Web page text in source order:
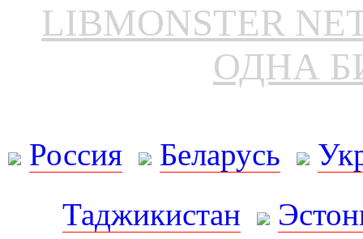
LIBMONSTER
ОДНА
Россия Беларусь
Таджикистан